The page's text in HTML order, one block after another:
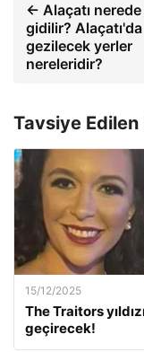
← Alaçatı nerede
gidilir? Alaçatı'da
gezilecek yerler
nereleridir?
Tavsiye
15/12/2025
The Traitors
geçirecek!